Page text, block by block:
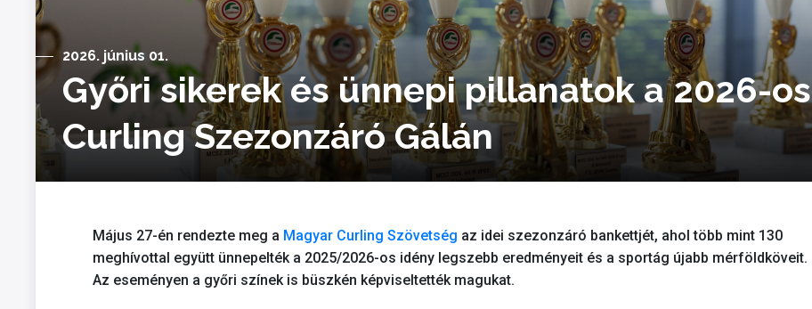
2026. június 01.
Győri sikerek és ünnepi pillanatok a 2026-os
Curling Szezonzáró Gálán
Május 27-én rendezte meg a Magyar Curling Szövetség az idei szezonzáró bankettjét, ahol több mint 130
meghívottal együtt ünnepelték a 2025/2026-os idény legszebb eredményeit és a sportág újabb mérföldköveit.
Az eseményen a győri színek is büszkén képviseltették magukat.